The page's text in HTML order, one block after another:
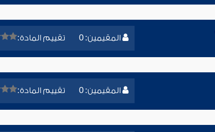
المقيمين: 0 تقييم المادة:
المقيمين: 0 تقييم المادة: